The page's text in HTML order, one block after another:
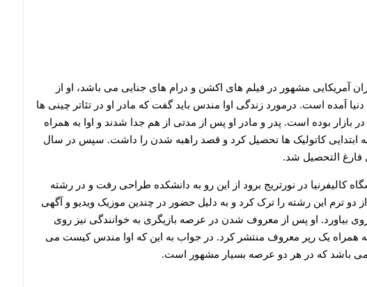
1974 یکی از بازیگران آمریکایی مشهور در فیلم های اکشن و درام های جنایی می باشد، او از
آمده است. درمورد زندگی اوا مندس باید گفت که مادر او در تئاتر چینی ها
بوده است. پدر و مادر او پس از مدتی از هم جدا شدند و اوا به همراه
کاتولیک ها تحصیل کرد و قصد راهبه شدن را داشت. سپس در سال
کالیفرنیا در نورتریج برود از این رو به دانشکده طراحی رفت و در رشته
دو ترم این رشته را ترک کرد و به دلیل حضور در چندین موزیک ویدیو و آگهی
بیاورد. او پس از معروف شدن در عرصه بازیگری به خوانندگی نیز روی
آهنگ خود را به همراه یک رپر معروف منتشر کرد. در جواب به این که اوا مندس کیست می
می باشد که در هر دو عرصه بسیار مشهور است.